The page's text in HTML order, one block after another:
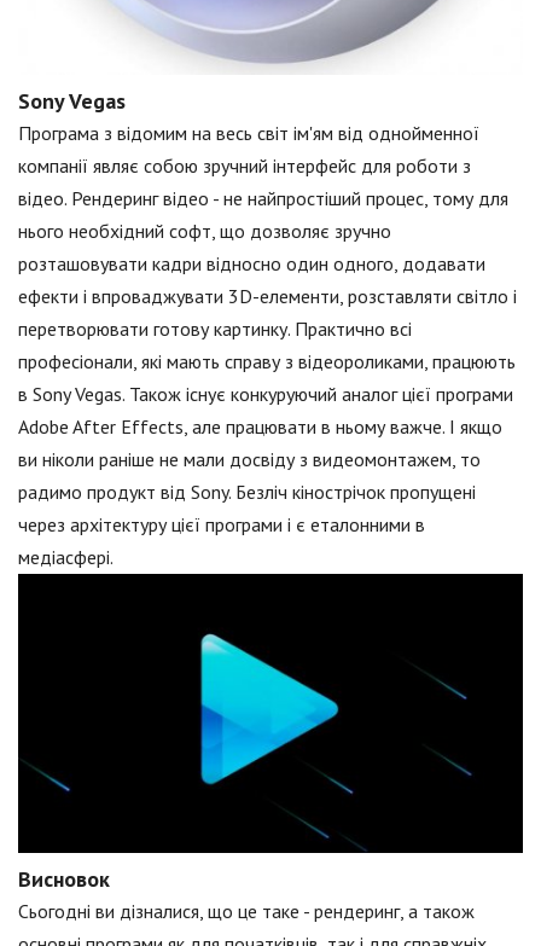
Sony Vegas
Програма з відомим на весь світ ім'ям від однойменної
компанії являє собою зручний інтерфейс для роботи з
відео. Рендеринг відео - не найпростіший процес, тому для
нього необхідний софт, що дозволяє зручно
розташовувати кадри відносно один одного, додавати
ефекти і впроваджувати 3D-елементи, розставляти світло і
перетворювати готову картинку. Практично всі
професіонали, які мають справу з відеороликами, працюють
в Sony Vegas. Також існує конкуруючий аналог цієї програми
Adobe After Effects, але працювати в ньому важче. І якщо
ви ніколи раніше не мали досвіду з видеомонтажем, то
радимо продукт від Sony. Безліч кінострічок пропущені
через архітектуру цієї програми і є еталонними в
медіасфері.
Висновок
Сьогодні ви дізналися, що це таке - рендеринг, а також